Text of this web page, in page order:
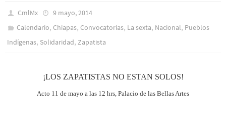
CmlMx
9 mayo, 2014
Calendario,Chiapas,Convocatorias, La sexta, Nacional, Pueblos
Indí­genas, Solidaridad, Zapatista
¡LOS ZAPATISTAS NO ESTAN SOLOS!
Acto 11 de mayo a las 12 hrs, Palacio de las Bellas Artes